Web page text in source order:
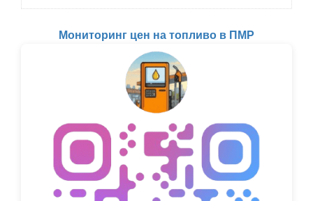
Мониторинг цен на топливо в ПМР